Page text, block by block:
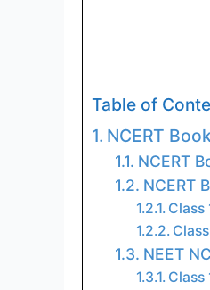
Table of
NCERT
NCERT
NCERT
Class
NEET
Class